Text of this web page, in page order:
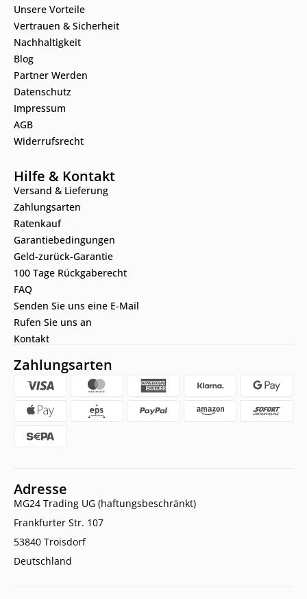
Unsere Vorteile
Vertrauen & Sicherheit
Nachhaltigkeit
Blog
Partner Werden
Datenschutz
Impressum
AGB
Widerrufsrecht
Hilfe & Kontakt
Versand & Lieferung
Zahlungsarten
Ratenkauf
Garantiebedingungen
Geld-zurück-Garantie
100 Tage Rückgaberecht
FAQ
Senden Sie uns eine E-Mail
Rufen Sie uns an
Kontakt
Zahlungsarten
Adresse
MG24 Trading UG (haftungsbeschränkt)
Frankfurter Str. 107
53840 Troisdorf
Deutschland